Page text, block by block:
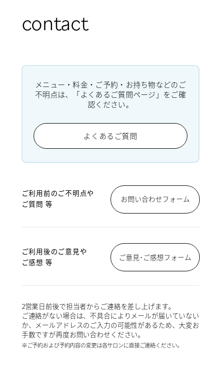
contact
メニュー・料金・ご予約・お持ち物などのご
不明点は、「よくあるご質問ページ」をご確
認ください。
よくあるご質問
ご利用前のご不明点や
ご質問 等
お問い合わせフォーム
ご利用後のご意見や
ご感想 等
ご意見･ご感想フォーム
2営業日前後で担当者からご連絡を差し上げます。
ご連絡がない場合は、不具合によりメールが届いていない
か、メールアドレスのご入力の可能性があるため、大変お
手数ですが再度お問い合わせください。
※ご予約および予約内容の変更は各サロンに直接ご連絡ください。